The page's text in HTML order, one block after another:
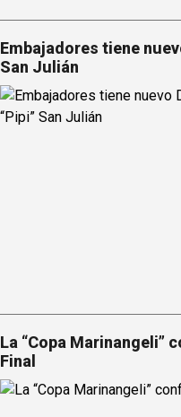
Embajadores tiene
San Julián
La “Copa Marinangeli”
Final